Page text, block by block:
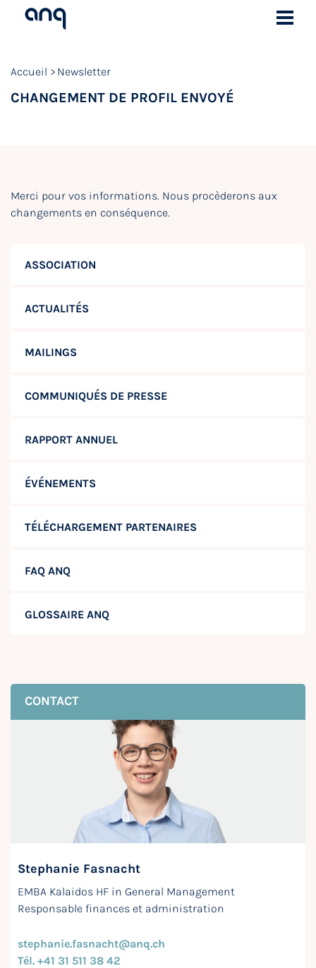
Accueil Newsletter
CHANGEMENT DE PROFIL ENVOYÉ
ASSOCIATION
ACTUALITÉS
MAILINGS
COMMUNIQUÉS DE PRESSE
RAPPORT ANNUEL
ÉVÉNEMENTS
TÉLÉCHARGEMENT PARTENAIRES
FAQ ANQ
GLOSSAIRE ANQ
CONTACT
Stephanie Fasnacht
EMBA Kalaidos HF in General Management
Responsable finances et administration
stephanie.fasnacht@anq.ch
Tél. +41 31 511 38 42
Merci pour vos informations. Nous procèderons aux
changements en conséquence.